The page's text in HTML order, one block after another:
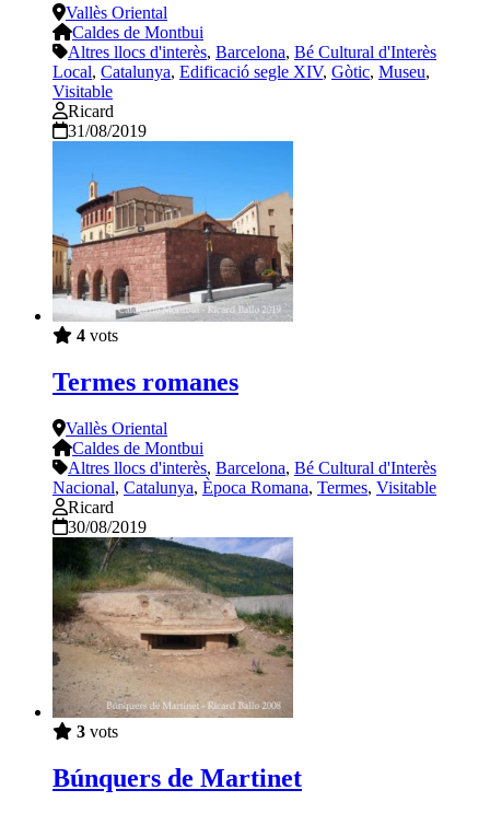
Vallès Oriental
Caldes de Montbui
Altres llocs d'interès, Barcelona, Bé Cultural d'Interès
Local, Catalunya, Edificació segle XIV, Gòtic, Museu,
Visitable
Ricard
31/08/2019
4 vots
Termes romanes
Vallès Oriental
Caldes de Montbui
Altres llocs d'interès, Barcelona, Bé Cultural d'Interès
Nacional, Catalunya, Època Romana, Termes, Visitable
Ricard
30/08/2019
3 vots
Búnquers de Martinet